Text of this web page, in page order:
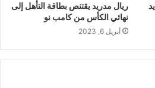
ريال مدريد يقتنص بطاقة التأهل إلى
نهائي الكأس من كامب نو
أبريل 6, 2023